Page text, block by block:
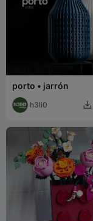
porto • jarrón
h3li0 